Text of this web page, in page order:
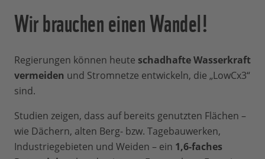
Wir brauchen einen Wandel!
Regierungen können heute schadhafte Wasserkraft
vermeiden und Stromnetze entwickeln, die „LowCx3“
sind.
Studien zeigen, dass auf bereits genutzten Flächen –
wie Dächern, alten Berg- bzw. Tagebauwerken,
Industriegebieten und Weiden – ein 1,6-faches